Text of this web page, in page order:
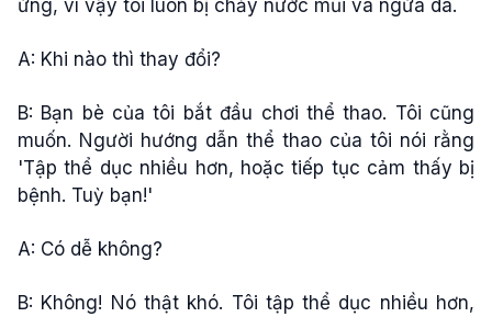
ứng, vì vậy tôi luôn bị chảy nước mũi và ngứa da.
A: Khi nào thì thay đổi?
B: Bạn bè của tôi bắt đầu chơi thể thao. Tôi cũng
muốn. Người hướng dẫn thể thao của tôi nói rằng
'Tập thể dục nhiều hơn, hoặc tiếp tục cảm thấy bị
bệnh. Tuỳ bạn!'
A: Có dễ không?
B: Không! Nó thật khó. Tôi tập thể dục nhiều hơn,